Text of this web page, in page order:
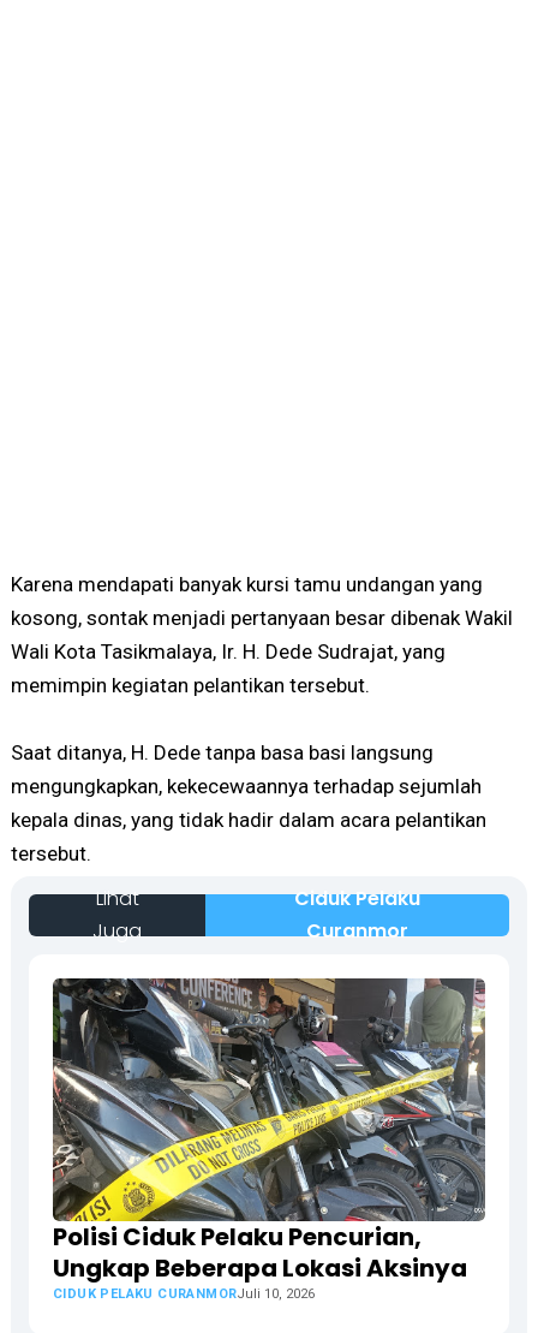
Karena mendapati banyak kursi tamu undangan yang
kosong, sontak menjadi pertanyaan besar dibenak Wakil
Wali Kota Tasikmalaya, Ir. H. Dede Sudrajat, yang
memimpin kegiatan pelantikan tersebut.
Saat ditanya, H. Dede tanpa basa basi langsung
mengungkapkan, kekecewaannya terhadap sejumlah
kepala dinas, yang tidak hadir dalam acara pelantikan
tersebut.
Lihat
Juga
Ciduk Pelaku
Curanmor
Polisi Ciduk Pelaku Pencurian,
Ungkap Beberapa Lokasi Aksinya
CIDUK PELAKU CURANMORJuli 10, 2026